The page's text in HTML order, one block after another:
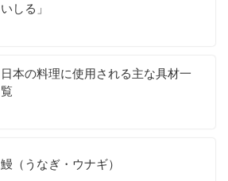
いしる」
日本の料理に使用される主な具材一
覧
鰻（うなぎ・ウナギ）